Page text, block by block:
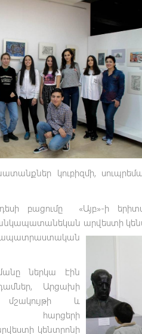
կուբիզմի,
բացումը «Այբ»-ի
արվեստի
ներկա էին
Արցախի
մշակույթի և
հարցերի
կենտրոնի